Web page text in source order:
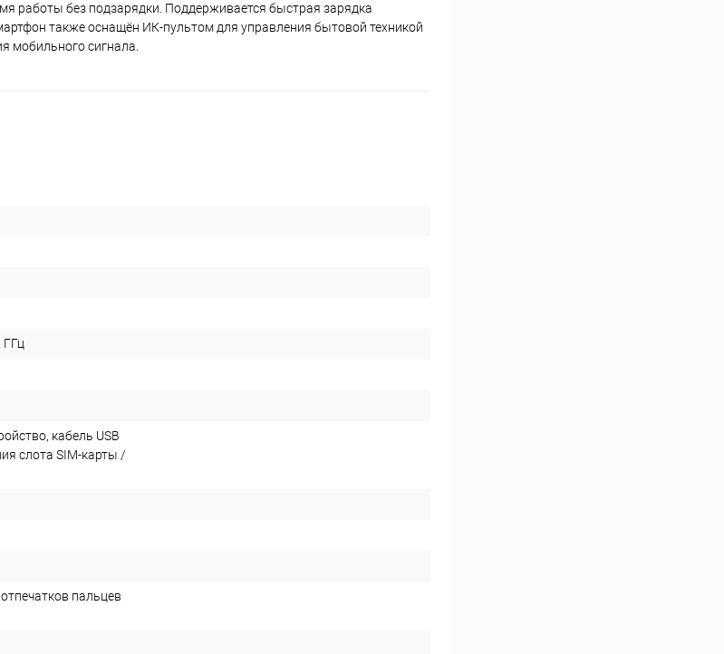
работы без подзарядки. Поддерживается быстрая зарядка
также оснащён ИК-пультом для управления бытовой техникой
мобильного сигнала.
ГГц
кабель USB
слота SIM-карты /
пальцев